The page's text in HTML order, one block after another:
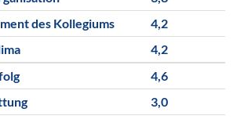
des Kollegiums
4,2
4,2
4,6
3,0